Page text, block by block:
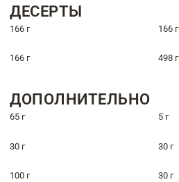
ДЕСЕРТЫ
166 г 166 г
166 г 498 г
ДОПОЛНИТЕЛЬНО
65 г 5 г
30 г 30 г
100 г 30 г